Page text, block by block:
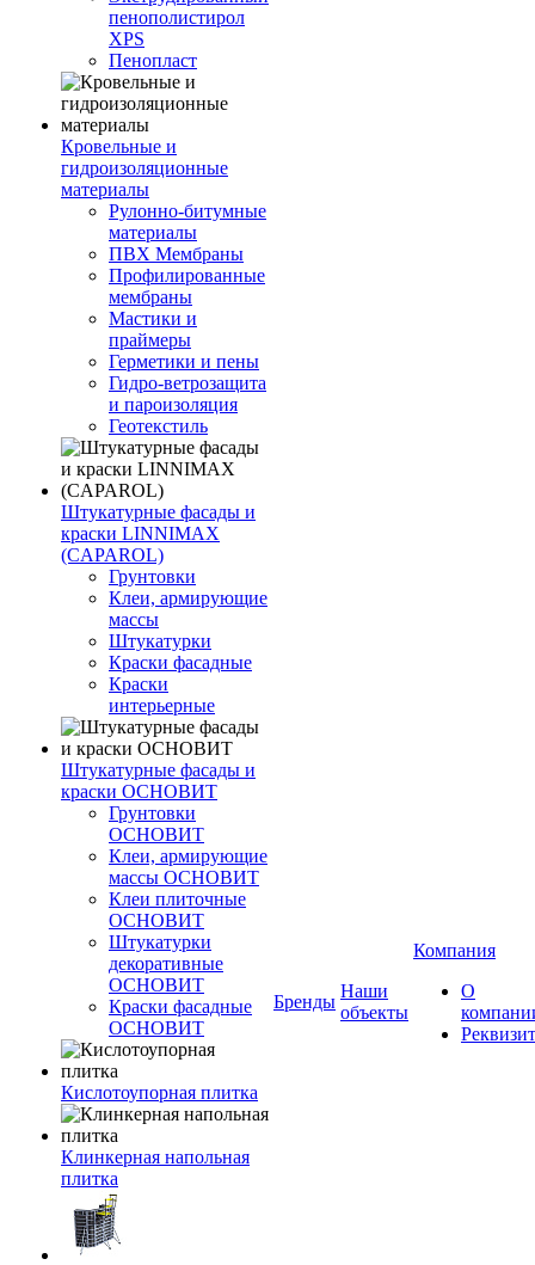
пенополистирол
XPS
Пенопласт
Кровельные и
гидроизоляционные
материалы
Рулонно-битумные
материалы
ПВХ Мембраны
Профилированные
мембраны
Мастики и
праймеры
Герметики и пены
Гидро-ветрозащита
и пароизоляция
Геотекстиль
Штукатурные фасады и
краски LINNIMAX
(CAPAROL)
Грунтовки
Клеи, армирующие
массы
Штукатурки
Краски фасадные
Краски
интерьерные
Штукатурные фасады и
краски ОСНОВИТ
Грунтовки
ОСНОВИТ
Клеи, армирующие
массы ОСНОВИТ
Клеи плиточные
ОСНОВИТ
Штукатурки
декоративные
ОСНОВИТ
Краски фасадные
ОСНОВИТ
Кислотоупорная плитка
Клинкерная напольная
плитка
Бренды
Наши
объекты
Компания
О